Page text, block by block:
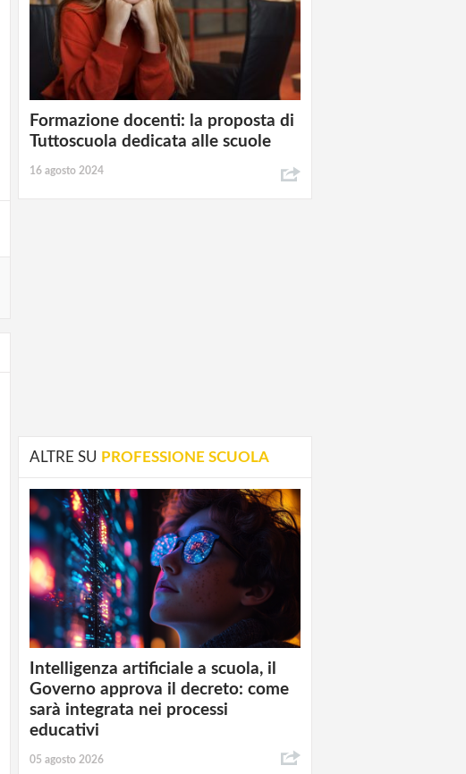
Formazione docenti: la proposta di
Tuttoscuola dedicata alle scuole
16 agosto 2024
ALTRE SU PROFESSIONE SCUOLA
Intelligenza artificiale a scuola, il
Governo approva il decreto: come
sarà integrata nei processi
educativi
05 agosto 2026